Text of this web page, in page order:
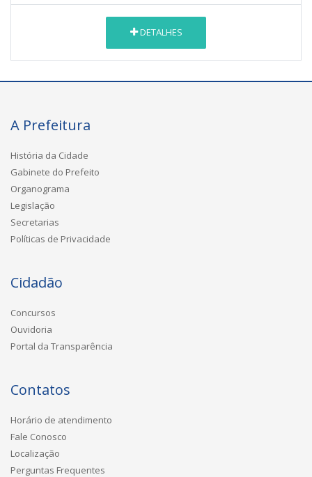
DETALHES
A Prefeitura
História da Cidade
Gabinete do Prefeito
Organograma
Legislação
Secretarias
Políticas de Privacidade
Cidadão
Concursos
Ouvidoria
Portal da Transparência
Contatos
Horário de atendimento
Fale Conosco
Localização
Perguntas Frequentes